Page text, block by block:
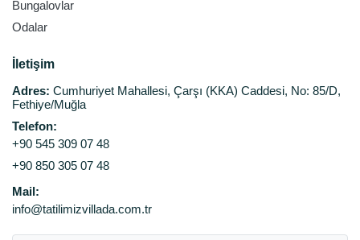
Bungalovlar
Odalar
İletişim
Adres: Cumhuriyet Mahallesi, Çarşı (KKA) Caddesi, No: 85/D,
Fethiye/Muğla
Telefon:
+90 545 309 07 48
+90 850 305 07 48
Mail:
info@tatilimizvillada.com.tr